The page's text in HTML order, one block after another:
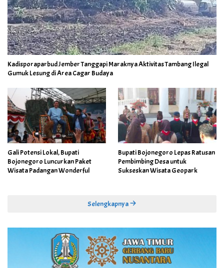
Kadisporaparbud Jember Tanggapi Maraknya Aktivitas Tambang Ilegal
Gumuk Lesung di Area Cagar Budaya
Gali Potensi Lokal, Bupati
Bojonegoro Luncurkan Paket
Wisata Padangan Wonderful
Bupati Bojonegoro Lepas Ratusan
Pembimbing Desa untuk
Sukseskan Wisata Geopark
Selengkapnya